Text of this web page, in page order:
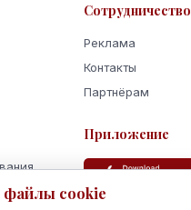
Сотрудничество
Реклама
Контакты
Партнёрам
Приложение
cookie